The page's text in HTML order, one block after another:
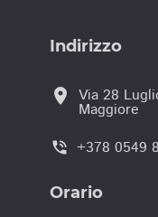
Indirizzo
location_on Via 28
Maggiore
phone_in_talk +378 0549
Orario